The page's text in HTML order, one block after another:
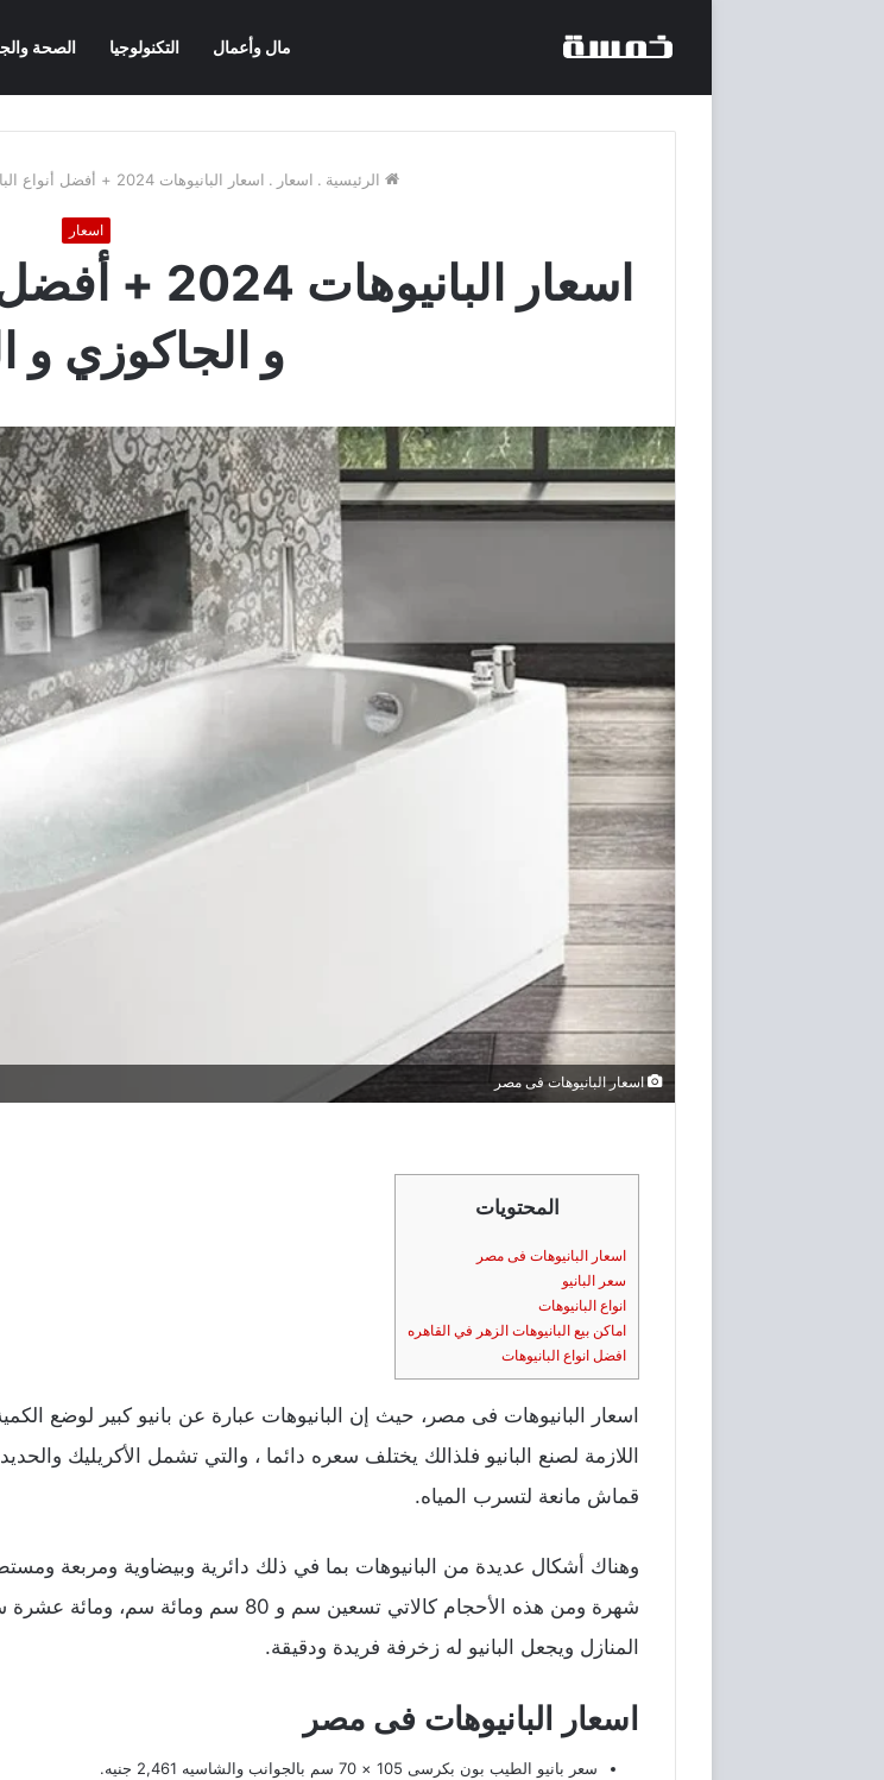
مال وأعمال التكنولوجيا الصحة
الرئيسية . اسعار . اسعار البانيوهات 2024 + أفضل أنواع البانيوهات العاديه و الجاكوزي و الطيب
اسعار
اسعار
و الجاكوزي و
اسعار البانيوهات فى مصر
المحتويات
اسعار البانيوهات فى مصر
سعر البانيو
انواع البانيوهات
اماكن بيع البانيوهات الزهر في القاهره
افضل انواع البانيوهات
اسعار البانيوهات فى مصر، حيث إن البانيوهات عبارة عن بانيو كبير لوضع
اللازمة لصنع البانيو فلذالك يختلف سعره دائما ، والتي تشمل الأكريليك
قماش مانعة لتسرب المياه.
وهناك أشكال عديدة من البانيوهات بما في ذلك دائرية وبيضاوية ومربعة
المنازل ويجعل البانيو له زخرفة فريدة ودقيقة.
اسعار البانيوهات فى مصر
سعر بانيو الطيب بون بكرسى 105 × 70 سم بالجوانب والشاسيه 2,461 جنيه.